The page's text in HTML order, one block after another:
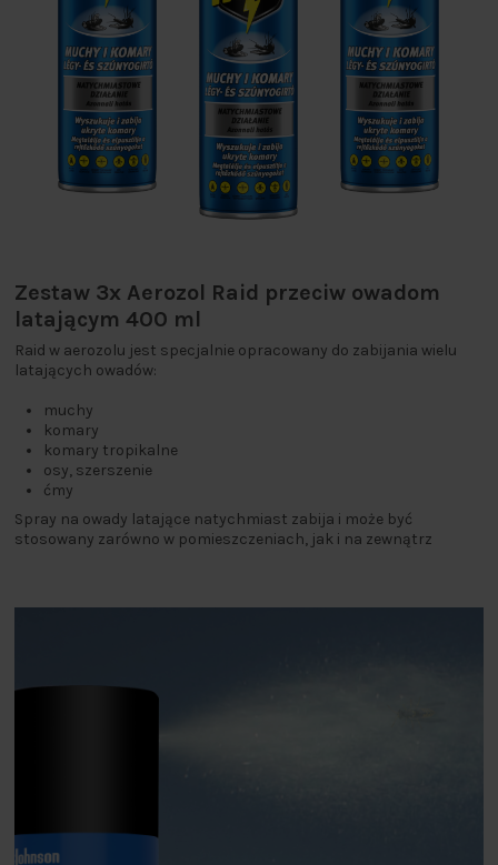
Zestaw 3x Aerozol Raid przeciw owadom
latającym 400 ml
Raid w aerozolu jest specjalnie opracowany do zabijania wielu
latających owadów:
muchy
komary
komary tropikalne
osy, szerszenie
ćmy
Spray na owady latające natychmiast zabija i może być
stosowany zarówno w pomieszczeniach, jak i na zewnątrz